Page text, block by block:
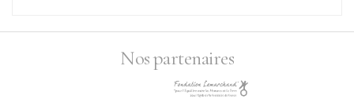
Nos partenaires